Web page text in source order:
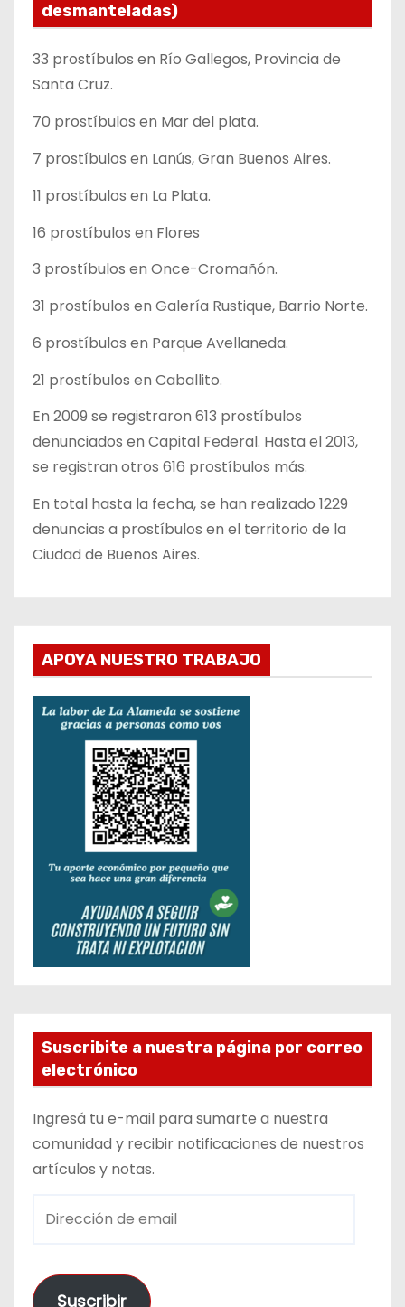
desmanteladas)
33 prostíbulos en Río Gallegos, Provincia de
Santa Cruz.
70 prostíbulos en Mar del plata.
7 prostíbulos en Lanús, Gran Buenos Aires.
11 prostíbulos en La Plata.
16 prostíbulos en Flores
3 prostíbulos en Once-Cromañón.
31 prostíbulos en Galería Rustique, Barrio Norte.
6 prostíbulos en Parque Avellaneda.
21 prostíbulos en Caballito.
En 2009 se registraron 613 prostíbulos
denunciados en Capital Federal. Hasta el 2013,
se registran otros 616 prostíbulos más.
En total hasta la fecha, se han realizado 1229
denuncias a prostíbulos en el territorio de la
Ciudad de Buenos Aires.
APOYA NUESTRO TRABAJO
Suscribite a nuestra página por correo
electrónico
Ingresá tu e-mail para sumarte a nuestra
comunidad y recibir notificaciones de nuestros
artículos y notas.
e
Suscribir